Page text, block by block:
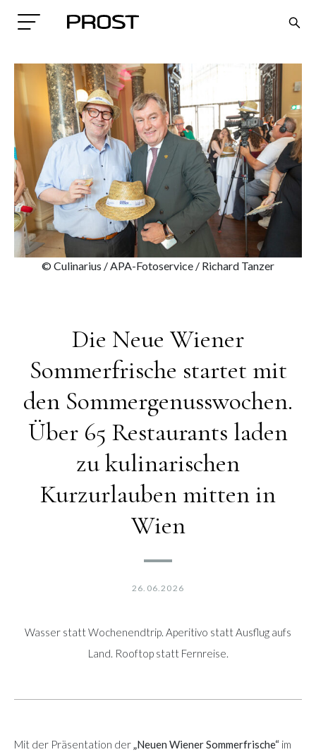
Search
© Culinarius / APA-Fotoservice / Richard Tanzer
Die Neue Wiener
Sommerfrische startet mit
den Sommergenusswochen.
Über 65 Restaurants laden
zu kulinarischen
Kurzurlauben mitten in
Wien
26.06.2026
Wasser statt Wochenendtrip. Aperitivo statt Ausflug aufs
Land. Rooftop statt Fernreise.
Mit der Präsentation der„Neuen Wiener Sommerfrische“ im